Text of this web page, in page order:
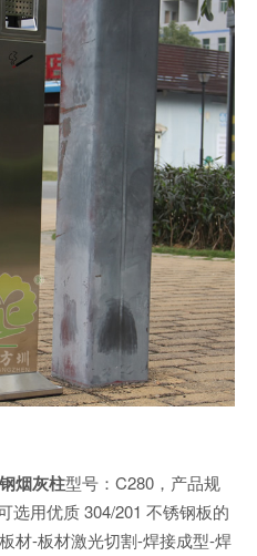
烟灰柱型号：C280，产品规
选用优质 304/201 不锈钢板的
材-板材激光切割-焊接成型-焊